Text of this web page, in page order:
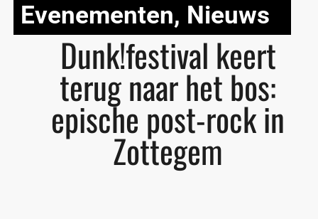
Evenementen, Nieuws
Dunk!festival keert
terug naar het bos:
epische post-rock in
Zottegem